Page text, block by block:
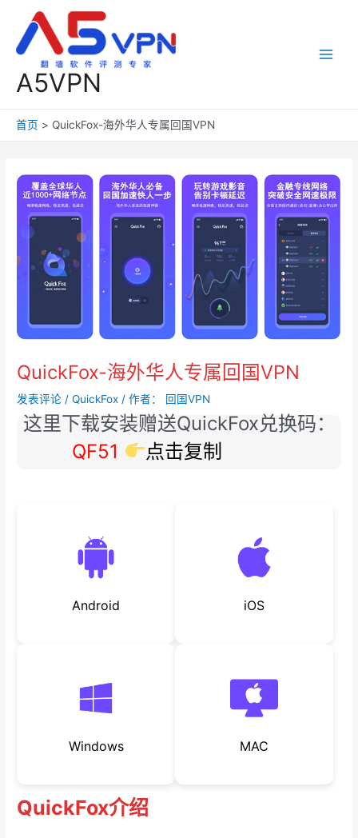
A5VPN
首页 QuickFox-海外华人专属回国VPN
QuickFox-海外华人专属回国VPN
发表评论 /QuickFox / 作者： 回国VPN
这里下载安装赠送QuickFox兑换码：
QF51
点击复制
Android iOS
Windows MAC
QuickFox介绍